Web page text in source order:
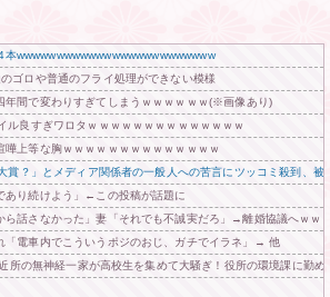
wwwwwwwwwwwwwwwwwwwwwwwww
ゴロや普通のフライ処理ができない模様
年間で変わりすぎてしまうｗｗｗｗｗｗ(※画像あり)
ル良すぎワロタｗｗｗｗｗｗｗｗｗｗｗｗｗｗ
嘩上等な胸ｗｗｗｗｗｗｗｗｗｗｗｗｗｗ
賞？」とメディア関係者の一般人への苦言にツッコミ殺到、
あり続けよう」←この投稿が話題に
ら話さなかった」妻「それでも不誠実だろ」→離婚協議へｗｗ
「電車内でこういうポジのおじ、ガチでイラネ」→ 他
所の無神経一家が高校生を集めて大騒ぎ！役所の環境課に勤